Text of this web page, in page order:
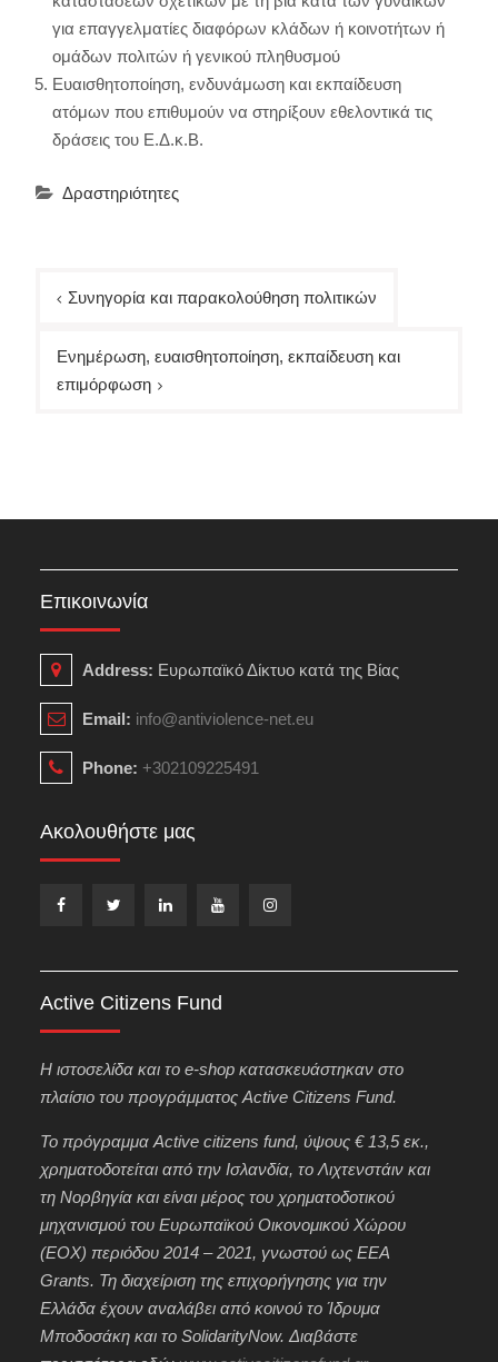
για επαγγελματίες διαφόρων κλάδων ή κοινοτήτων ή
ομάδων πολιτών ή γενικού πληθυσμού
Ευαισθητοποίηση, ενδυνάμωση και εκπαίδευση
ατόμων που επιθυμούν να στηρίξουν εθελοντικά τις
δράσεις του Ε.Δ.κ.Β.
Δραστηριότητες
Συνηγορία και παρακολούθηση πολιτικών
Ενημέρωση, ευαισθητοποίηση, εκπαίδευση και
επιμόρφωση
Επικοινωνία
Address: Ευρωπαϊκό Δίκτυο κατά της Βίας
Email: info@antiviolence-net.eu
Phone: +302109225491
Ακολουθήστε μας
Active Citizens Fund
H ιστοσελίδα και το e-shop κατασκευάστηκαν στο
πλαίσιο του προγράμματος Active Citizens Fund.
Το πρόγραμμα Active citizens fund, ύψους € 13,5 εκ.,
χρηματοδοτείται από την Ισλανδία, το Λιχτενστάιν και
τη Νορβηγία και είναι μέρος του χρηματοδοτικού
μηχανισμού του Ευρωπαϊκού Οικονομικού Χώρου
(ΕΟΧ) περιόδου 2014 – 2021, γνωστού ως EEA
Grants. Τη διαχείριση της επιχορήγησης για την
Ελλάδα έχουν αναλάβει από κοινού το Ίδρυμα
Μποδοσάκη και το SolidarityNow. Διαβάστε